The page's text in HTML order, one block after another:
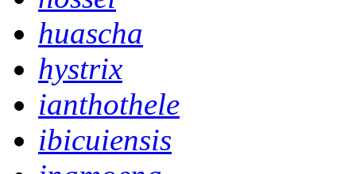
huascha
hystrix
ianthothele
ibicuiensis